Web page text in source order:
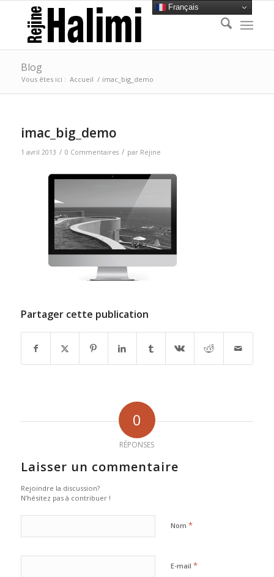
Blog
Vous êtes ici : Accueil / imac_big_demo
imac_big_demo
1 avril 2013 / 0 Commentaires / par Rejine
Partager cette publication
0
RÉPONSES
Laisser un commentaire
Rejoindre la discussion?
N’hésitez pas à contribuer !
Nom *
E-mail *
Français